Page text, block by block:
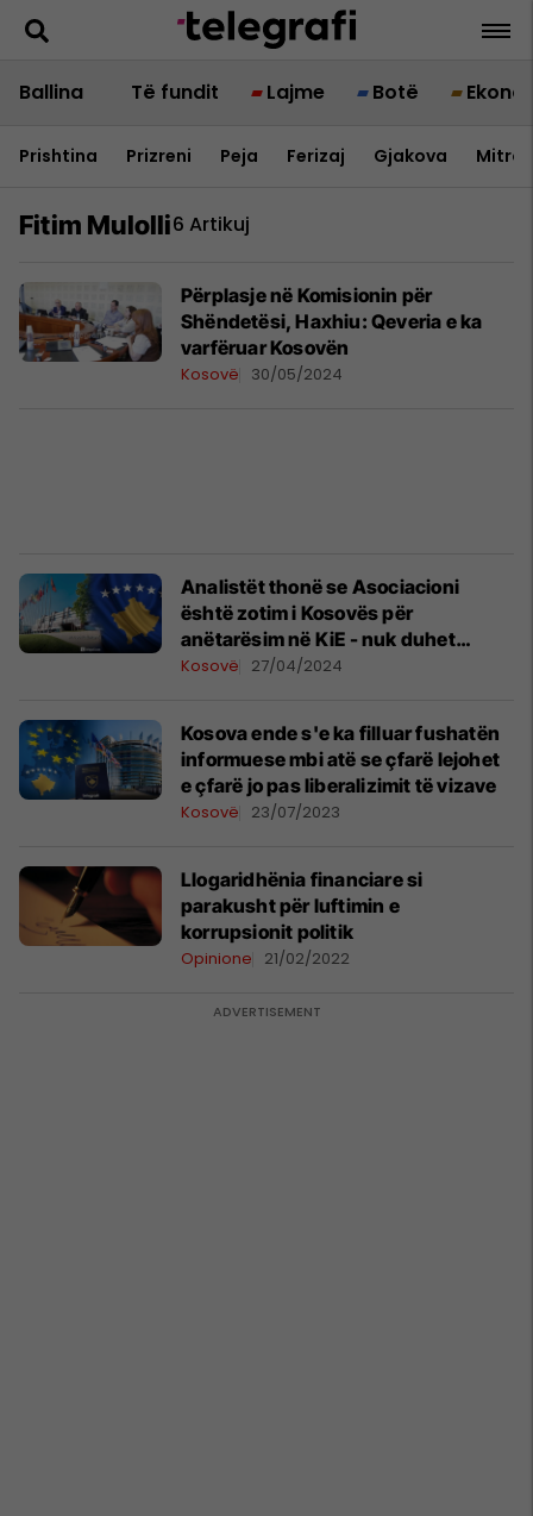
Ballina Të fundit Lajme Botë
Prishtina Prizreni Peja Ferizaj Gjakova
Fitim Mulolli6 Artikuj
​Përplasje në Komisionin për
Shëndetësi, Haxhiu: Qeveria e ka
varfëruar Kosovën
Kosovë 30/05/2024
Analistët thonë se Asociacioni
është zotim i Kosovës për
anëtarësim në KiE - nuk duhet
humbur kohë
Kosovë 27/04/2024
Kosova ende s'e ka filluar fushatën
informuese mbi atë se çfarë lejohet
e çfarë jo pas liberalizimit të vizave
Kosovë 23/07/2023
Llogaridhënia financiare si
parakusht për luftimin e
korrupsionit politik
Opinione 21/02/2022